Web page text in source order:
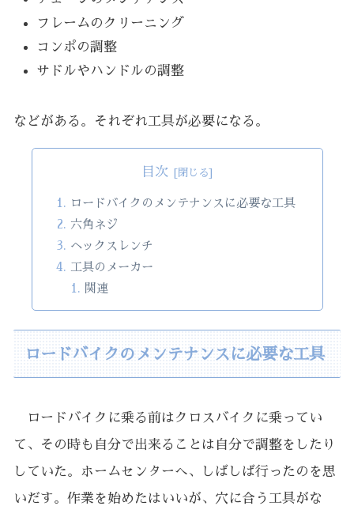
フレームのクリーニング
コンポの調整
サドルやハンドルの調整
などがある。それぞれ工具が必要になる。
目次
ロードバイクのメンテナンスに必要な工具
六角ネジ
ヘックスレンチ
工具のメーカー
関連
ロードバイクのメンテナンスに必要な工具
ロードバイクに乗る前はクロスバイクに乗ってい
て、その時も自分で出来ることは自分で調整をしたり
していた。ホームセンターへ、しばしば行ったのを思
いだす。作業を始めたはいいが、穴に合う工具がな